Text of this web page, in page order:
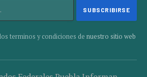
terminos y condiciones de nuestro sitio web